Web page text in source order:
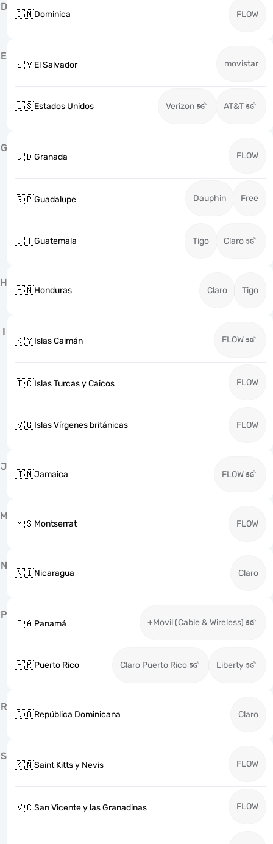
D
🇩🇲Dominica FLOW
E
🇸🇻El Salvador movistar
🇺🇸Estados Unidos Verizon AT&T
G
🇬🇩Granada FLOW
🇬🇵Guadalupe Dauphin Free
🇬🇹Guatemala Tigo Claro
H
🇭🇳Honduras Claro Tigo
I
🇰🇾Islas Caimán FLOW
🇹🇨Islas Turcas y Caicos FLOW
🇻🇬Islas Vírgenes británicas FLOW
J
🇯🇲Jamaica FLOW
M
🇲🇸Montserrat FLOW
N
🇳🇮Nicaragua Claro
P
🇵🇦Panamá +Movil (Cable & Wireless)
🇵🇷Puerto Rico Claro Puerto Rico Liberty
R
🇩🇴República Dominicana Claro
S
🇰🇳Saint Kitts y Nevis FLOW
🇻🇨San Vicente y las Granadinas FLOW